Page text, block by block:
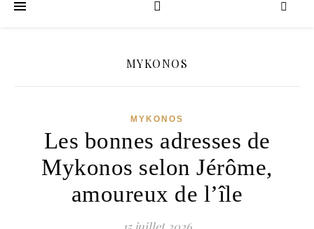
MYKONOS
MYKONOS
Les bonnes adresses de
Mykonos selon Jérôme,
amoureux de l’île